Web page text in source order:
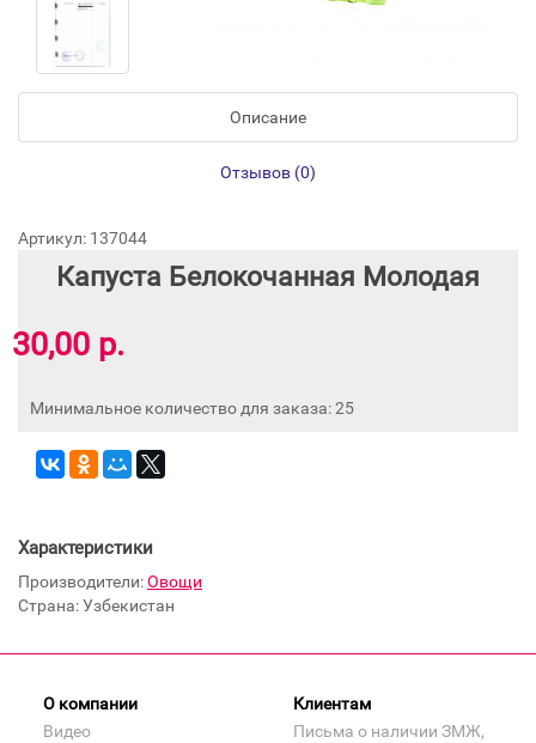
Описание
Отзывов (0)
Артикул: 137044
Капуста Белокочанная Молодая
30,00 р.
Минимальное количество для заказа: 25
Характеристики
Производители:Овощи
Страна: Узбекистан
О компании
Видео
Клиентам
Письма о наличии ЗМЖ,